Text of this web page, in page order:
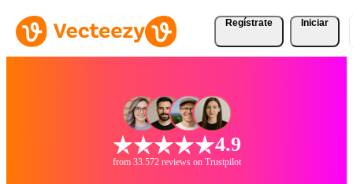
Regístrate Iniciar
4.9
from 33.572 reviews on Trustpilot